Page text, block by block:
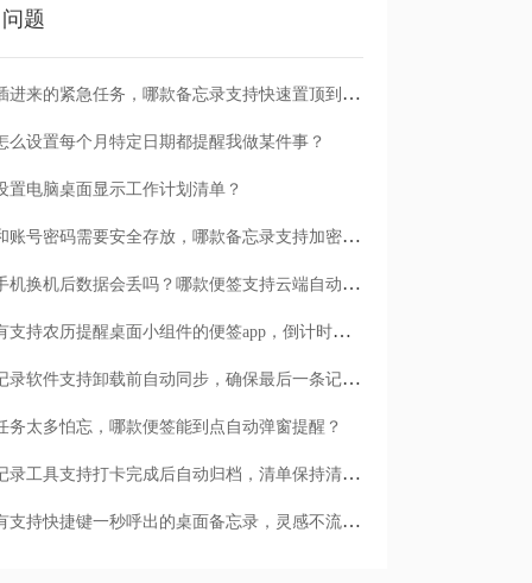
题
临时插进来的紧急任务，哪款备忘录支持快速置顶到清单首位？
么设置每个月特定日期都提醒我做某件事？
置电脑桌面显示工作计划清单？
日记和账号密码需要安全存放，哪款备忘录支持加密保护？
安卓手机换机后数据会丢吗？哪款便签支持云端自动备份？
有没有支持农历提醒桌面小组件的便签app，倒计时一目了然
哪款记录软件支持卸载前自动同步，确保最后一条记录不丢失？
务太多怕忘，哪款便签能到点自动弹窗提醒？
哪款记录工具支持打卡完成后自动归档，清单保持清爽？
有没有支持快捷键一秒呼出的桌面备忘录，灵感不流失？